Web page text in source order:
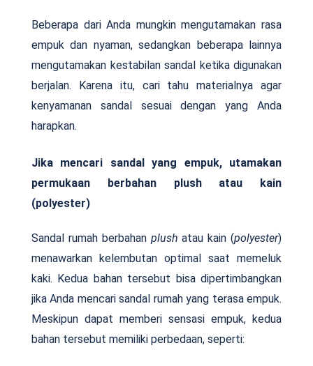
Beberapa dari Anda mungkin mengutamakan rasa
empuk dan nyaman, sedangkan beberapa lainnya
mengutamakan kestabilan sandal ketika digunakan
berjalan. Karena itu, cari tahu materialnya agar
kenyamanan sandal sesuai dengan yang Anda
harapkan.
Jika mencari sandal yang empuk, utamakan
permukaan berbahan plush atau kain
(polyester)
Sandal rumah berbahan plushatau kain (polyester)
menawarkan kelembutan optimal saat memeluk
kaki. Kedua bahan tersebut bisa dipertimbangkan
jika Anda mencari sandal rumah yang terasa empuk.
Meskipun dapat memberi sensasi empuk, kedua
bahan tersebut memiliki perbedaan, seperti: